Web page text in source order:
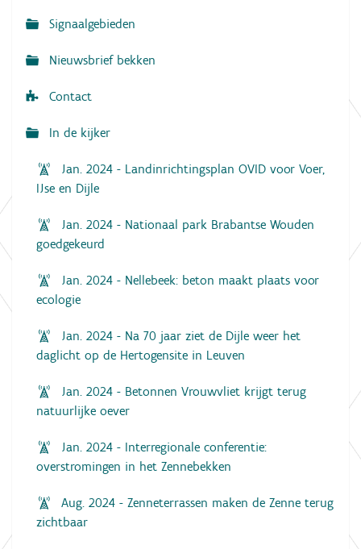
t
Signaalgebieden
Nieuwsbrief bekken
Contact
In de kijker
Jan. 2024 - Landinrichtingsplan OVID voor Voer,
IJse en Dijle
Jan. 2024 - Nationaal park Brabantse Wouden
goedgekeurd
Jan. 2024 - Nellebeek: beton maakt plaats voor
ecologie
Jan. 2024 - Na 70 jaar ziet de Dijle weer het
daglicht op de Hertogensite in Leuven
Jan. 2024 - Betonnen Vrouwvliet krijgt terug
natuurlijke oever
Jan. 2024 - Interregionale conferentie:
overstromingen in het Zennebekken
Aug. 2024 - Zenneterrassen maken de Zenne terug
zichtbaar